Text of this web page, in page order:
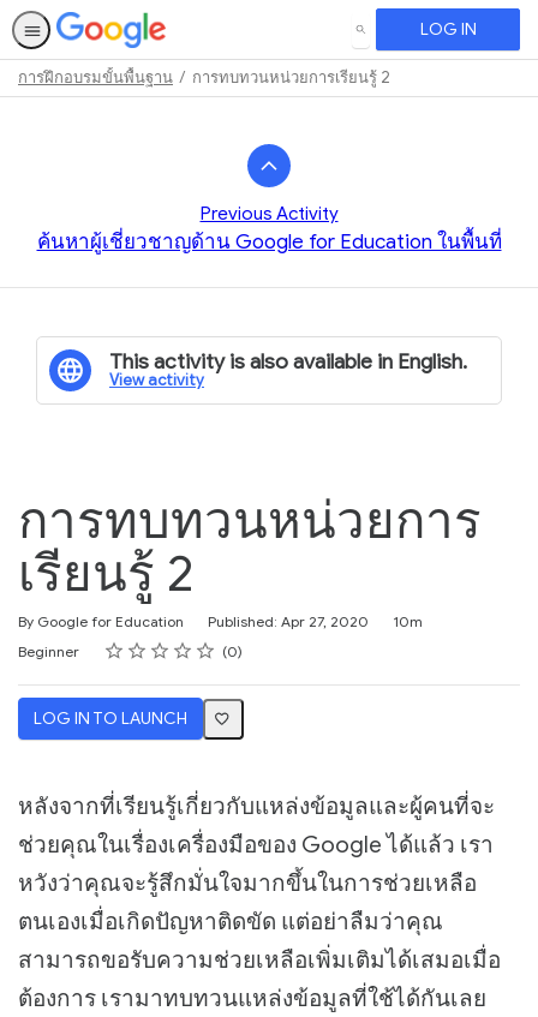
SEARCH LOG IN
การฝึกอบรมขั้นพื้นฐาน การทบทวนหน่วยการเรียนรู้ 2
Previous Activity
ค้นหาผู้เชี่ยวชาญด้าน Google for Education ในพื้นที่
This activity is also available in English.
View activity
การทบทวนหน่วยการ
เรียนรู้ 2
By Google for Education Published: Apr 27, 2020
Duration
10m
Difficulty
Beginner Rating
1 star
2 stars
3 stars
4 stars
5 stars
Average rating: 0 0
No reviews
LOG IN TO LAUNCH
หลังจากที่เรียนรู้เกี่ยวกับแหล่งข้อมูลและผู้คนที่จะ
ช่วยคุณในเรื่องเครื่องมือของ Google ได้แล้ว เรา
หวังว่าคุณจะรู้สึกมั่นใจมากขึ้นในการช่วยเหลือ
ตนเองเมื่อเกิดปัญหาติดขัด แต่อย่าลืมว่าคุณ
สามารถขอรับความช่วยเหลือเพิ่มเติมได้เสมอเมื่อ
ต้องการ เรามาทบทวนแหล่งข้อมูลที่ใช้ได้กันเลย